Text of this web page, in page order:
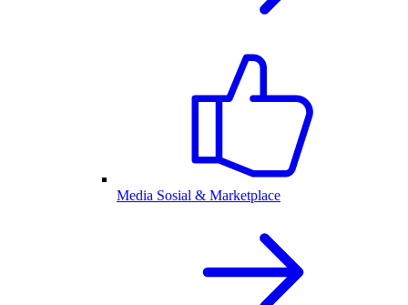
Media Sosial & Marketplace